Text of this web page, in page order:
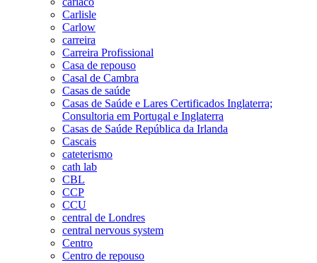
Carlisle
Carlow
carreira
Carreira Profissional
Casa de repouso
Casal de Cambra
Casas de saúde
Casas de Saúde e Lares Certificados Inglaterra;
Consultoria em Portugal e Inglaterra
Casas de Saúde República da Irlanda
Cascais
cateterismo
cath lab
CBL
CCP
CCU
central de Londres
central nervous system
Centro
Centro de repouso